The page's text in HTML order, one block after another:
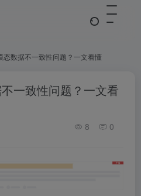
态数据不一致性问题？一文看懂
一致性问题？一文看
8 0